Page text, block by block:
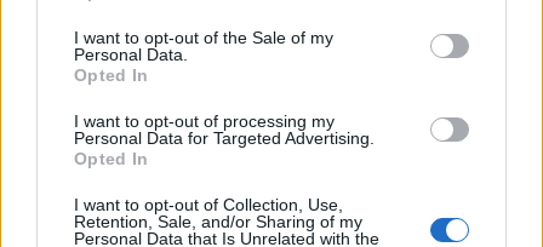
use your data for below specified purposes in below Google
consent section.
I want to opt-out of the Sale of my
Personal Data.
Opted In
I want to opt-out of processing my
Personal Data for Targeted Advertising.
Opted In
I want to opt-out of Collection, Use,
Retention, Sale, and/or Sharing of my
Personal Data that Is Unrelated with the
4. Akira Lenting + 1.12.2
5. Fredrik Byström + 1.23.4
7. Calle Halfvarsson + 1.24.7
8. Simon Andersson + 1.25.7
9. Oscar Persson + 1.27.7
10. Martin Johansson + 1.35.7